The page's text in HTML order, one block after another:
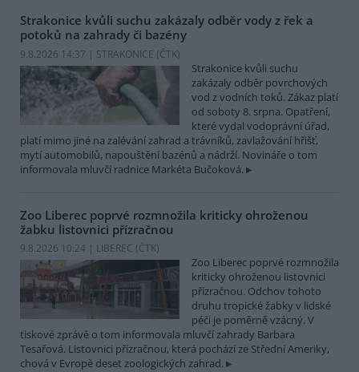
Strakonice kvůli suchu zakázaly odběr vody z řek a
potoků na zahrady či bazény
9.8.2026 14:37 | STRAKONICE (ČTK)
Strakonice kvůli suchu
zakázaly odběr povrchových
vod z vodních toků. Zákaz platí
od soboty 8. srpna. Opatření,
které vydal vodoprávní úřad,
platí mimo jiné na zalévání zahrad a trávníků, zavlažování hřišť,
mytí automobilů, napouštění bazénů a nádrží. Novináře o tom
informovala mluvčí radnice Markéta Bučoková.
Zoo Liberec poprvé rozmnožila kriticky ohroženou
žabku listovnici přízračnou
9.8.2026 10:24 | LIBEREC (ČTK)
Zoo Liberec poprvé rozmnožila
kriticky ohroženou listovnici
přízračnou. Odchov tohoto
druhu tropické žabky v lidské
péči je poměrně vzácný. V
tiskové zprávě o tom informovala mluvčí zahrady Barbara
Tesařová. Listovnici přízračnou, která pochází ze Střední Ameriky,
chová v Evropě deset zoologických zahrad.